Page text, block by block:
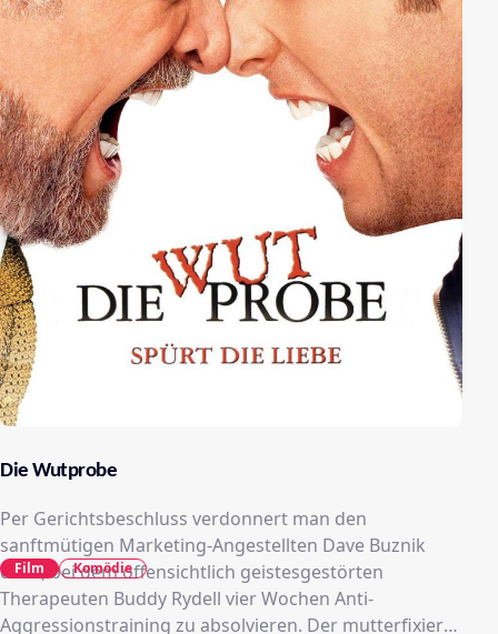
Die Wutprobe
Per Gerichtsbeschluss verdonnert man den
sanftmütigen Marketing-Angestellten Dave Buznik
dazu, bei dem offensichtlich geistesgestörten
Therapeuten Buddy Rydell vier Wochen Anti-
Aggressionstraining zu absolvieren. Der mutterfixierte
Film Komödie